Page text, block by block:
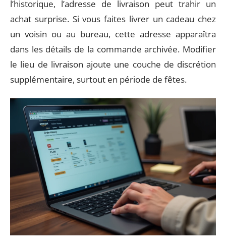
l’historique, l’adresse de livraison peut trahir un
achat surprise. Si vous faites livrer un cadeau chez
un voisin ou au bureau, cette adresse apparaîtra
dans les détails de la commande archivée. Modifier
le lieu de livraison ajoute une couche de discrétion
supplémentaire, surtout en période de fêtes.